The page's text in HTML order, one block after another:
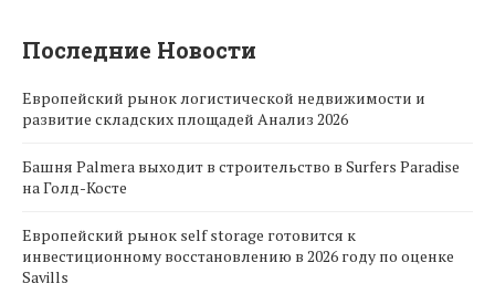
Последние Новости
Европейский рынок логистической недвижимости и
развитие складских площадей Анализ 2026
Башня Palmera выходит в строительство в Surfers Paradise
на Голд-Косте
Европейский рынок self storage готовится к
инвестиционному восстановлению в 2026 году по оценке
Savills